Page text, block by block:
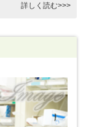
詳しく読む>>>